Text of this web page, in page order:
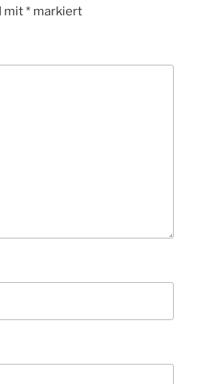
mit* markiert